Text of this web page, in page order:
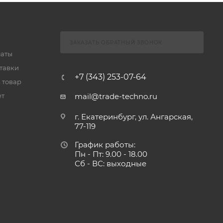
товар
+7 (343) 253-07-64
mail@trade-techno.ru
г. Екатеринбург, ул. Ангарская,
77-119
График работы:
Пн - Пт: 9.00 - 18.00
Сб - ВС: выходные